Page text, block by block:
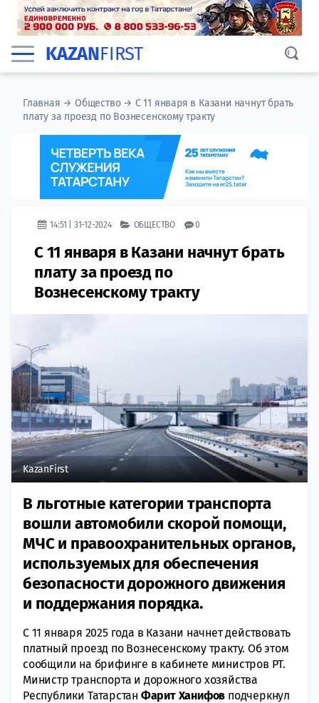
KAZANFIRST
Главная →Общество→ С 11 января в Казани начнут брать
плату за проезд по Вознесенскому тракту
14:51 | 31-12-2024 ОБЩЕСТВО 0
С 11 января в Казани начнут брать
плату за проезд по
Вознесенскому тракту
KazanFirst
В льготные категории транспорта
вошли автомобили скорой помощи,
МЧС и правоохранительных органов,
используемых для обеспечения
безопасности дорожного движения
и поддержания порядка.
С 11 января 2025 года в Казани начнет действовать
платный проезд по Вознесенскому тракту. Об этом
сообщили на брифинге в кабинете министров РТ.
Министр транспорта и дорожного хозяйства
Республики Татарстан Фарит Ханифов подчеркнул